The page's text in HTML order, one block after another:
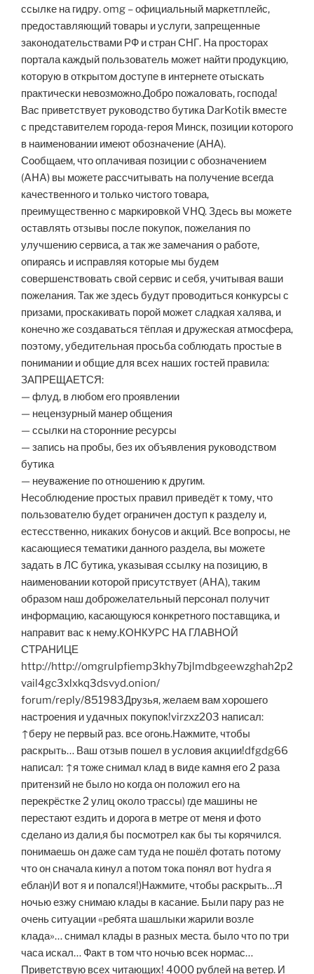
ссылке на гидру. omg – официальный маркетплейс,
предоставляющий товары и услуги, запрещенные
законодательствами РФ и стран СНГ. На просторах
портала каждый пользователь может найти продукцию,
которую в открытом доступе в интернете отыскать
практически невозможно.Добро пожаловать, господа!
Вас приветствует руководство бутика DarKotik вместе
с представителем города-героя Минск, позиции которого
в наименовании имеют обозначение (АНА).
Сообщаем, что оплачивая позиции с обозначением
(AHA) вы можете рассчитывать на получение всегда
качественного и только чистого товара,
преимущественно с маркировкой VHQ. Здесь вы можете
оставлять отзывы после покупок, пожелания по
улучшению сервиса, а так же замечания о работе,
опираясь и исправляя которые мы будем
совершенствовать свой сервис и себя, учитывая ваши
пожелания. Так же здесь будут проводиться конкурсы с
призами, проскакивать порой может сладкая халява, и
конечно же создаваться тёплая и дружеская атмосфера,
поэтому, убедительная просьба соблюдать простые в
понимании и общие для всех наших гостей правила:
ЗАПРЕЩАЕТСЯ:
— флуд, в любом его проявлении
— нецензурный манер общения
— ссылки на сторонние ресурсы
— запись на пробы, без их объявления руководством
бутика
— неуважение по отношению к другим.
Несоблюдение простых правил приведёт к тому, что
пользователю будет ограничен доступ к разделу и,
естесственно, никаких бонусов и акций. Все вопросы, не
касающиеся тематики данного раздела, вы можете
задать в ЛС бутика, указывая ссылку на позицию, в
наименовании которой присутствует (AHA), таким
образом наш доброжелательный персонал получит
информацию, касающуюся конкретного поставщика, и
направит вас к нему.КОНКУРС НА ГЛАВНОЙ
СТРАНИЦЕ
http://http://omgrulpfiemp3khy7bjlmdbgeewzghah2p2
vail4gc3xlxkq3dsvyd.onion/
forum/reply/851983Друзья, желаем вам хорошего
настроения и удачных покупок!virzxz203 написал:
↑беру не первый раз. все огонь.Нажмите, чтобы
раскрыть… Ваш отзыв пошел в условия акции!dfgdg66
написал: ↑я тоже снимал клад в виде камня его 2 раза
притензий не было но когда он положил его на
перекрёстке 2 улиц около трассы) где машины не
перестают ездить и дорога в метре от меня и фото
сделано из дали,я бы посмотрел как бы ты корячился.
понимаешь он даже сам туда не пошёл фотать потому
что он сначала кинул а потом тока понял вот hydra я
еблан)И вот я и попался!)Нажмите, чтобы раскрыть…Я
ночью езжу снимаю клады в касание. Были пару раз не
очень ситуации «ребята шашлыки жарили возле
клада»… снимал клады в разных места. было что по три
часа искал… Факт в том что ночью всек нормас…
Приветствую всех читающих! 4000 рублей на ветер. И